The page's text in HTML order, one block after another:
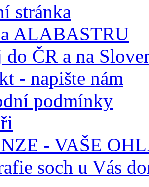
stránka
a ALABASTRU
do ČR a na
- napište nám
podmínky
- VAŠE
soch u Vás